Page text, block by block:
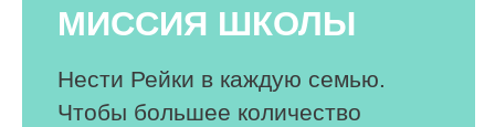
команды проекта.
мной как с Мастером, вырасти в практиках,
раскрыть внутреннюю любовь к себе и к
другим людям.